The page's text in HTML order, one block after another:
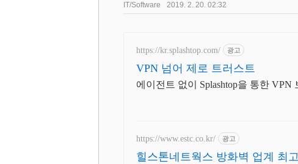
IT/Software 2019. 2. 20. 02:32
https://kr.splashtop.com/ 광고
VPN 넘어 제로 트러스트
에이전트 없이 Splashtop을 통한 VPN
https://www.estc.co.kr/ 광고
힐스톤네트웍스 방화벽 업계 최